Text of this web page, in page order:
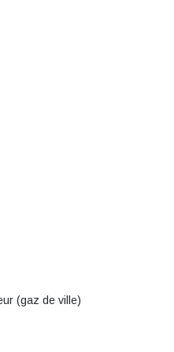
(gaz de ville)